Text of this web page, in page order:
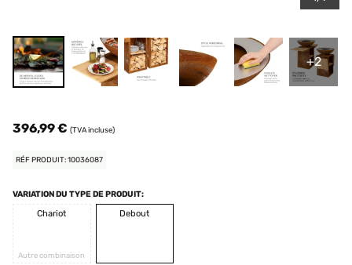
+2
396,99 € (TVA incluse)
RÉF PRODUIT: 10036087
VARIATION DU TYPE DE PRODUIT:
Chariot
Autre combinaison
Debout